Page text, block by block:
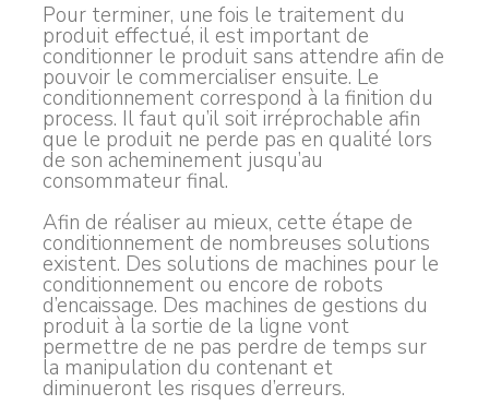
Pour terminer, une fois le traitement du
produit effectué, il est important de
conditionner le produit sans attendre afin de
pouvoir le commercialiser ensuite. Le
conditionnement correspond à la finition du
process. Il faut qu’il soit irréprochable afin
que le produit ne perde pas en qualité lors
de son acheminement jusqu’au
consommateur final.
Afin de réaliser au mieux, cette étape de
conditionnement de nombreuses solutions
existent. Des solutions de machines pour le
conditionnement ou encore de robots
d’encaissage. Des machines de gestions du
produit à la sortie de la ligne vont
permettre de ne pas perdre de temps sur
la manipulation du contenant et
diminueront les risques d’erreurs.